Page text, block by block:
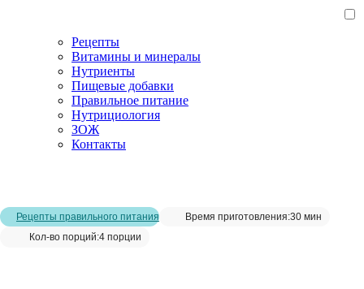
Рецепты
Витамины и минералы
Нутриенты
Пищевые добавки
Правильное питание
Нутрициология
ЗОЖ
Контакты
Рецепты правильного питания Время приготовления:30 мин
Кол-во порций:4 порции